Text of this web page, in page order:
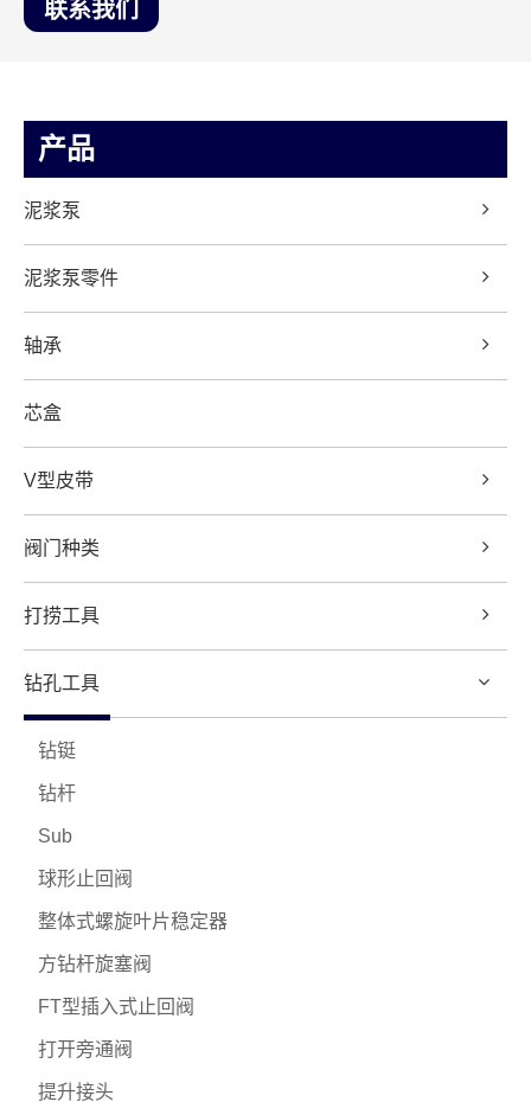
联系我们
产品
泥浆泵
泥浆泵零件
轴承
芯盒
V型皮带
阀门种类
打捞工具
钻孔工具
钻铤
钻杆
Sub
球形止回阀
整体式螺旋叶片稳定器
方钻杆旋塞阀
FT型插入式止回阀
打开旁通阀
提升接头